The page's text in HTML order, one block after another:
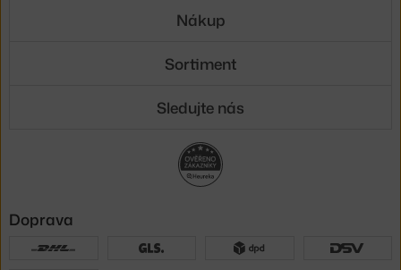
Nákup
Sortiment
Sledujte nás
Doprava